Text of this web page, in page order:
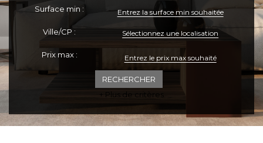
CONTACT
ESPACE CLIENTS
Surface min :
Ville/CP : Sélectionnez une localisation
Prix max :
+ Plus de critères